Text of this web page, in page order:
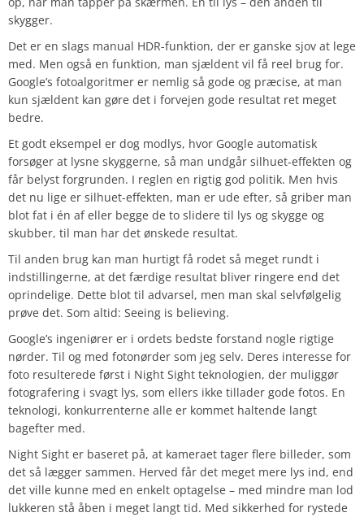
skygger.
Det er en slags manual HDR-funktion, der er ganske sjov at lege
med. Men også en funktion, man sjældent vil få reel brug for.
Google’s fotoalgoritmer er nemlig så gode og præcise, at man
kun sjældent kan gøre det i forvejen gode resultat ret meget
bedre.
Et godt eksempel er dog modlys, hvor Google automatisk
forsøger at lysne skyggerne, så man undgår silhuet-effekten og
får belyst forgrunden. I reglen en rigtig god politik. Men hvis
det nu lige er silhuet-effekten, man er ude efter, så griber man
blot fat i én af eller begge de to slidere til lys og skygge og
skubber, til man har det ønskede resultat.
Til anden brug kan man hurtigt få rodet så meget rundt i
indstillingerne, at det færdige resultat bliver ringere end det
oprindelige. Dette blot til advarsel, men man skal selvfølgelig
prøve det. Som altid: Seeing is believing.
Google’s ingeniører er i ordets bedste forstand nogle rigtige
nørder. Til og med fotonørder som jeg selv. Deres interesse for
foto resulterede først i Night Sight teknologien, der muliggør
fotografering i svagt lys, som ellers ikke tillader gode fotos. En
teknologi, konkurrenterne alle er kommet haltende langt
bagefter med.
Night Sight er baseret på, at kameraet tager flere billeder, som
det så lægger sammen. Herved får det meget mere lys ind, end
det ville kunne med en enkelt optagelse – med mindre man lod
lukkeren stå åben i meget langt tid. Med sikkerhed for rystede